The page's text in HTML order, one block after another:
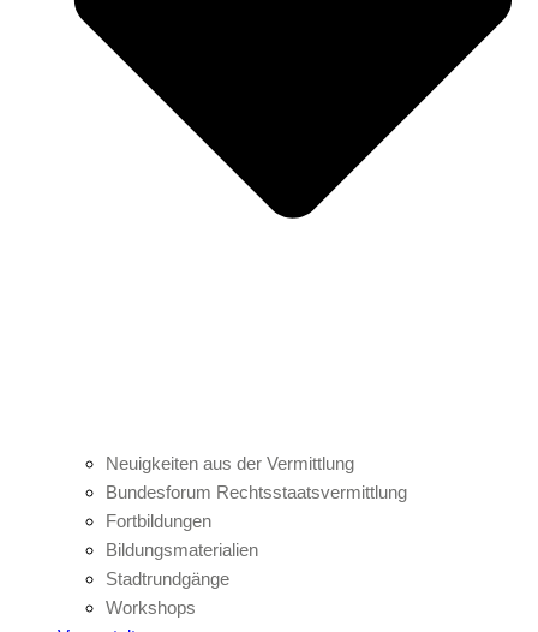
Neuigkeiten aus der Vermittlung
Bundesforum Rechtsstaatsvermittlung
Fortbildungen
Bildungsmaterialien
Stadtrundgänge
Workshops